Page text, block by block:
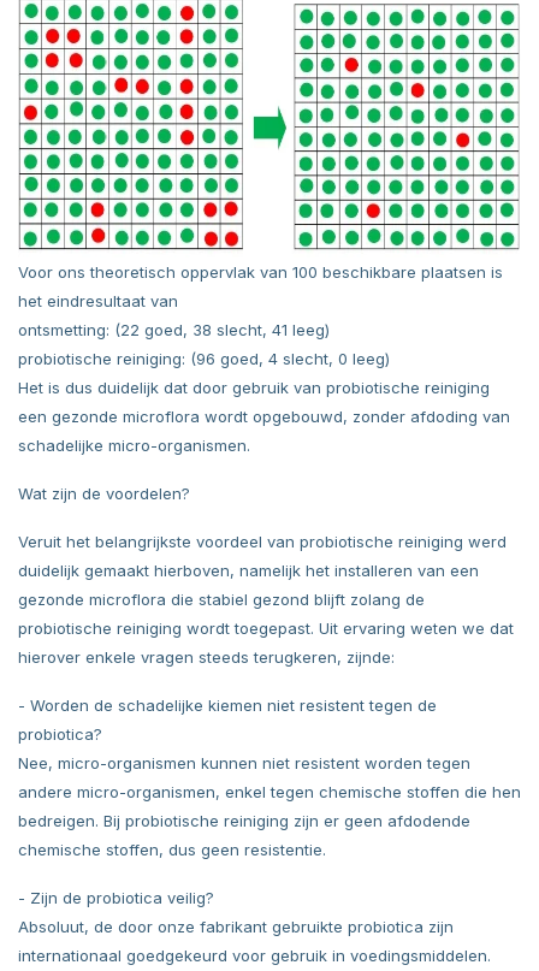
Voor ons theoretisch oppervlak van 100 beschikbare plaatsen is
het eindresultaat van
ontsmetting: (22 goed, 38 slecht, 41 leeg)
probiotische reiniging: (96 goed, 4 slecht, 0 leeg)
Het is dus duidelijk dat door gebruik van probiotische reiniging
een gezonde microflora wordt opgebouwd, zonder afdoding van
schadelijke micro-organismen.
Wat zijn de voordelen?
Veruit het belangrijkste voordeel van probiotische reiniging werd
duidelijk gemaakt hierboven, namelijk het installeren van een
gezonde microflora die stabiel gezond blijft zolang de
probiotische reiniging wordt toegepast. Uit ervaring weten we dat
hierover enkele vragen steeds terugkeren, zijnde:
- Worden de schadelijke kiemen niet resistent tegen de
probiotica?
Nee, micro-organismen kunnen niet resistent worden tegen
andere micro-organismen, enkel tegen chemische stoffen die hen
bedreigen. Bij probiotische reiniging zijn er geen afdodende
chemische stoffen, dus geen resistentie.
- Zijn de probiotica veilig?
Absoluut, de door onze fabrikant gebruikte probiotica zijn
internationaal goedgekeurd voor gebruik in voedingsmiddelen.